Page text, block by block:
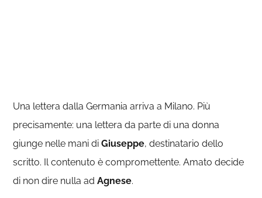
Una lettera dalla Germania arriva a Milano. Più
precisamente: una lettera da parte di una donna
giunge nelle mani diGiuseppe, destinatario dello
scritto. Il contenuto è compromettente. Amato decide
di non dire nulla adAgnese.